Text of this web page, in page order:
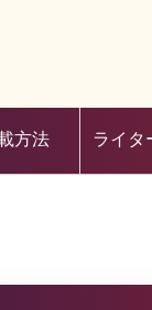
方法 ライタ